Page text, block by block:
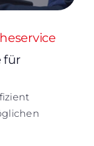
für